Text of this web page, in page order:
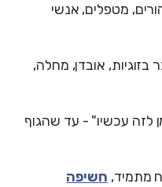
מטפלים, אנשי
בזוגיות, אובדן, מחלה,
לזה עכשיו" - עד שהגוף
מתמיד, חשיפה